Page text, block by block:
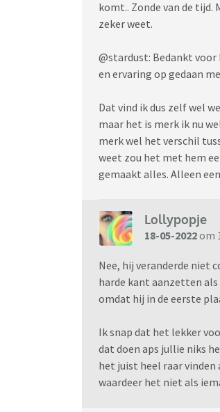
komt.. Zonde van de
zeker weet.
@stardust: Bedankt
en ervaring op gedaan
Dat vind ik dus zelf wel
maar het is merk ik nu
merk wel het verschil
weet zou het met hem
gemaakt alles. Alleen
Lollypopje
18-05-2022om
Nee, hij veranderde niet
harde kant aanzetten
omdat hij in de eerste
Ik snap dat het lekker
dat doen aps jullie niks
het juist heel raar
waardeer het niet als